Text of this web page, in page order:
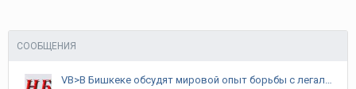
СООБЩЕНИЯ
VB>В Бишкеке обсудят мировой опыт борьбы с легализацией преступных доходов